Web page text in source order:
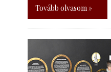
Tovább olvasom »